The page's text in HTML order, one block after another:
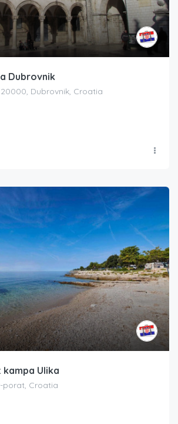
Dubrovnik
Dubrovnik, Croatia
Ulika
porat, Croatia